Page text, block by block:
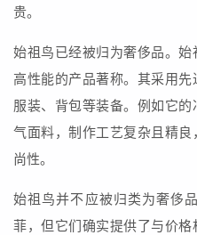
贵。
始祖鸟已经被归为奢侈品。始
高性能的产品著称。其采用
服装、背包等装备。例如它
气面料，制作工艺复杂且精
尚性。
始祖鸟并不应被归类为奢侈
菲，但它们确实提供了与价